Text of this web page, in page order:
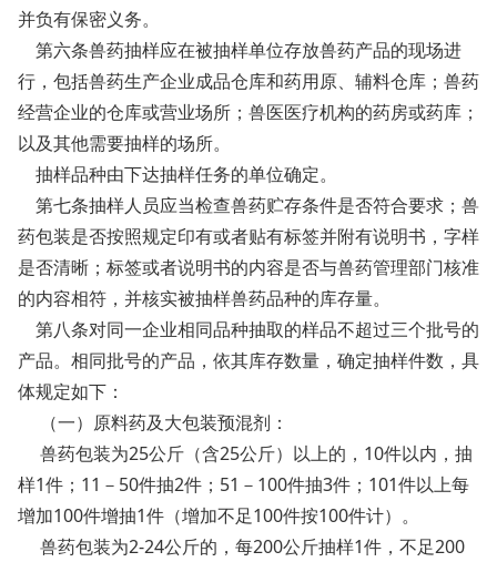
并负有保密义务。
第六条兽药抽样应在被抽样单位存放兽药产品的现场进
行，包括兽药生产企业成品仓库和药用原、辅料仓库；兽药
经营企业的仓库或营业场所；兽医医疗机构的药房或药库；
以及其他需要抽样的场所。
抽样品种由下达抽样任务的单位确定。
第七条抽样人员应当检查兽药贮存条件是否符合要求；兽
药包装是否按照规定印有或者贴有标签并附有说明书，字样
是否清晰；标签或者说明书的内容是否与兽药管理部门核准
的内容相符，并核实被抽样兽药品种的库存量。
第八条对同一企业相同品种抽取的样品不超过三个批号的
产品。相同批号的产品，依其库存数量，确定抽样件数，具
体规定如下：
（一）原料药及大包装预混剂：
兽药包装为25公斤（含25公斤）以上的，10件以内，抽
样1件；11－50件抽2件；51－100件抽3件；101件以上每
增加100件增抽1件（增加不足100件按100件计）。
兽药包装为2-24公斤的，每200公斤抽样1件，不足200